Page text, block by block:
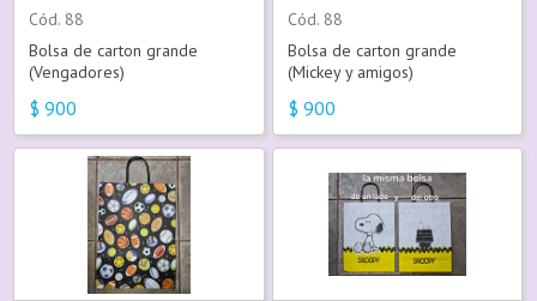
Cód. 88
Bolsa de carton grande
(Vengadores)
$ 900
Cód. 88
Bolsa de carton grande
(Mickey y amigos)
$ 900